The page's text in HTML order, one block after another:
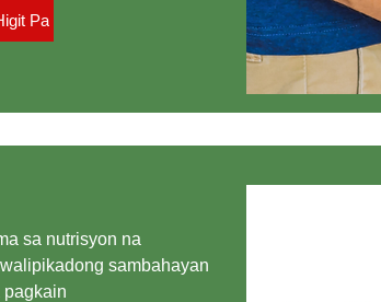
Pa
sa nutrisyon na
sambahayan
pagkain